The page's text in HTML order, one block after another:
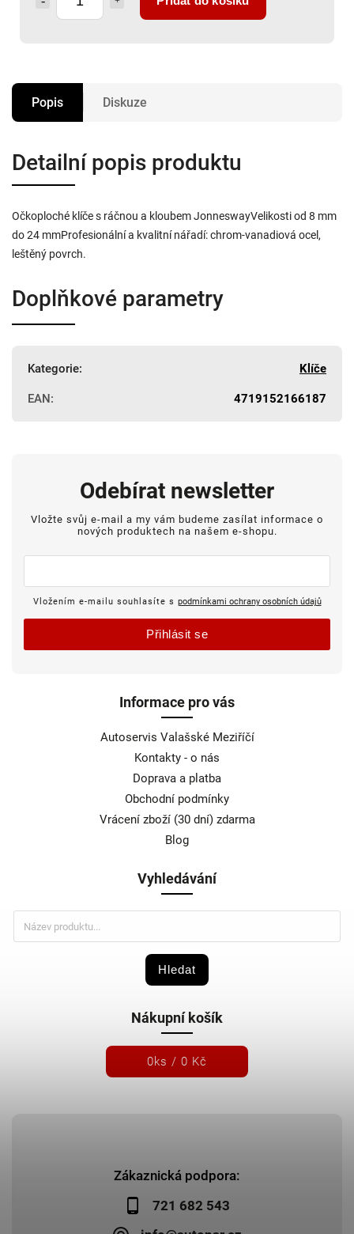
Popis Diskuze
Detailní popis produktu
Očkoploché klíče s ráčnou a kloubem JonneswayVelikosti od 8 mm
do 24 mmProfesionální a kvalitní nářadí: chrom-vanadiová ocel,
leštěný povrch.
Doplňkové parametry
Kategorie: Klíče
EAN: 4719152166187
Zákaznická podpora:
721 682 543
Informace pro vás
Autoservis Valašské Meziříčí
Kontakty - o nás
Doprava a platba
Obchodní podmínky
Vrácení zboží (30 dní) zdarma
Blog
Vyhledávání
Hledat
Nákupní košík
0ks / 0 Kč
Odebírat newsletter
Vložte svůj e-mail a my vám budeme zasílat informace o
nových produktech na našem e-shopu.
Vložením e-mailu souhlasíte s podmínkami ochrany osobních údajů
Přihlásit se